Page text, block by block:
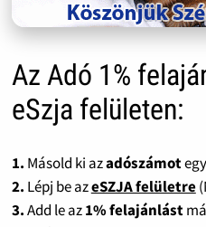
Az Adó 1%
eSzja felületen:
1. Másold ki azadószámot
2. Lépj be azeSZJA felületre
3.Add le az1% felajánlást